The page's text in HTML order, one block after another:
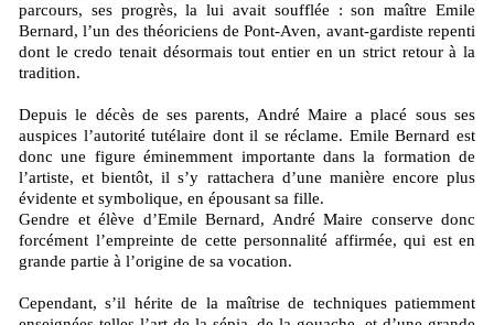
parcours, ses progrès, la lui avait soufflée : son maître Emile
Bernard, l’un des théoriciens de Pont-Aven, avant-gardiste repenti
dont le credo tenait désormais tout entier en un strict retour à la
tradition.
Depuis le décès de ses parents, André Maire a placé sous ses
auspices l’autorité tutélaire dont il se réclame. Emile Bernard est
donc une figure éminemment importante dans la formation de
l’artiste, et bientôt, il s’y rattachera d’une manière encore plus
évidente et symbolique, en épousant sa fille.
Gendre et élève d’Emile Bernard, André Maire conserve donc
forcément l’empreinte de cette personnalité affirmée, qui est en
grande partie à l’origine de sa vocation.
Cependant, s’il hérite de la maîtrise de techniques patiemment